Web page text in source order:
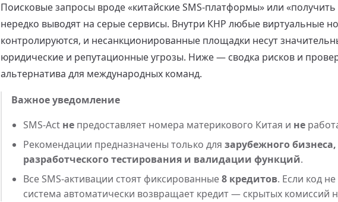
Поисковые запросы вроде «китайские SMS-платформы» или «получить
нередко выводят на серые сервисы. Внутри КНР любые виртуальные
контролируются, и несанкционированные площадки несут
юридические и репутационные угрозы. Ниже — сводка рисков и
альтернатива для международных команд.
Важное уведомление
SMS-Act не предоставляет номера материкового Китая и не
Рекомендации предназначены только для зарубежного бизнеса,
разработческого тестирования и валидации функций.
Все SMS-активации стоят фиксированные8 кредитов. Если код
система автоматически возвращает кредит — скрытых комиссий